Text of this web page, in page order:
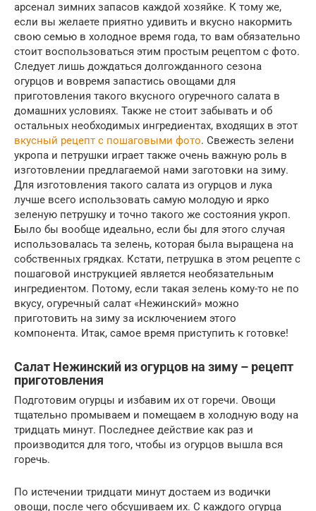
арсенал зимних запасов каждой хозяйке. К тому же,
если вы желаете приятно удивить и вкусно накормить
свою семью в холодное время года, то вам обязательно
стоит воспользоваться этим простым рецептом с фото.
Следует лишь дождаться долгожданного сезона
огурцов и вовремя запастись овощами для
приготовления такого вкусного огуречного салата в
домашних условиях. Также не стоит забывать и об
остальных необходимых ингредиентах, входящих в этот
вкусный рецепт с пошаговыми фото. Свежесть зелени
укропа и петрушки играет также очень важную роль в
изготовлении предлагаемой нами заготовки на зиму.
Для изготовления такого салата из огурцов и лука
лучше всего использовать самую молодую и ярко
зеленую петрушку и точно такого же состояния укроп.
Было бы вообще идеально, если бы для этого случая
использовалась та зелень, которая была выращена на
собственных грядках. Кстати, петрушка в этом рецепте с
пошаговой инструкцией является необязательным
ингредиентом. Потому, если такая зелень кому-то не по
вкусу, огуречный салат «Нежинский» можно
приготовить на зиму за исключением этого
компонента. Итак, самое время приступить к готовке!
Салат Нежинский из огурцов на зиму – рецепт
приготовления
Подготовим огурцы и избавим их от горечи. Овощи
тщательно промываем и помещаем в холодную воду на
тридцать минут. Последнее действие как раз и
производится для того, чтобы из огурцов вышла вся
горечь.
По истечении тридцати минут достаем из водички
овощи, после чего обсушиваем их. С каждого огурца